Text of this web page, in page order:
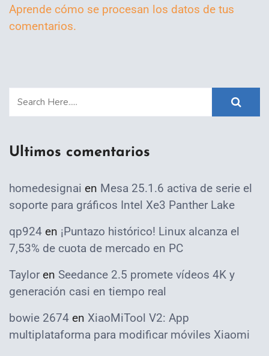
Aprende cómo se procesan los datos de tus
comentarios.
Ultimos comentarios
homedesignai en Mesa 25.1.6 activa de serie el
soporte para gráficos Intel Xe3 Panther Lake
qp924 en ¡Puntazo histórico! Linux alcanza el
7,53% de cuota de mercado en PC
Taylor en Seedance 2.5 promete vídeos 4K y
generación casi en tiempo real
bowie 2674 en XiaoMiTool V2: App
multiplataforma para modificar móviles Xiaomi